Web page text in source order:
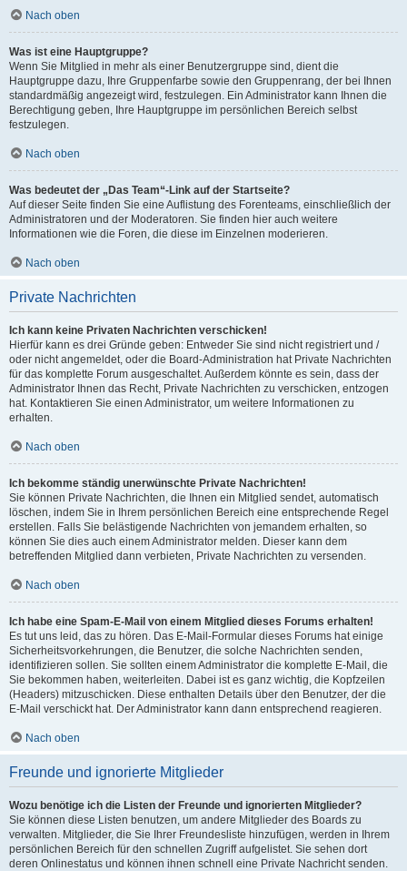
Nach oben
Was ist eine Hauptgruppe?
Wenn Sie Mitglied in mehr als einer Benutzergruppe sind, dient die
Hauptgruppe dazu, Ihre Gruppenfarbe sowie den Gruppenrang, der bei Ihnen
standardmäßig angezeigt wird, festzulegen. Ein Administrator kann Ihnen die
Berechtigung geben, Ihre Hauptgruppe im persönlichen Bereich selbst
festzulegen.
Nach oben
Was bedeutet der „Das Team“-Link auf der Startseite?
Auf dieser Seite finden Sie eine Auflistung des Forenteams, einschließlich der
Administratoren und der Moderatoren. Sie finden hier auch weitere
Informationen wie die Foren, die diese im Einzelnen moderieren.
Nach oben
Private Nachrichten
Ich kann keine Privaten Nachrichten verschicken!
Hierfür kann es drei Gründe geben: Entweder Sie sind nicht registriert und /
oder nicht angemeldet, oder die Board-Administration hat Private Nachrichten
für das komplette Forum ausgeschaltet. Außerdem könnte es sein, dass der
Administrator Ihnen das Recht, Private Nachrichten zu verschicken, entzogen
hat. Kontaktieren Sie einen Administrator, um weitere Informationen zu
erhalten.
Nach oben
Ich bekomme ständig unerwünschte Private Nachrichten!
Sie können Private Nachrichten, die Ihnen ein Mitglied sendet, automatisch
löschen, indem Sie in Ihrem persönlichen Bereich eine entsprechende Regel
erstellen. Falls Sie belästigende Nachrichten von jemandem erhalten, so
können Sie dies auch einem Administrator melden. Dieser kann dem
betreffenden Mitglied dann verbieten, Private Nachrichten zu versenden.
Nach oben
Ich habe eine Spam-E-Mail von einem Mitglied dieses Forums erhalten!
Es tut uns leid, das zu hören. Das E-Mail-Formular dieses Forums hat einige
Sicherheitsvorkehrungen, die Benutzer, die solche Nachrichten senden,
identifizieren sollen. Sie sollten einem Administrator die komplette E-Mail, die
Sie bekommen haben, weiterleiten. Dabei ist es ganz wichtig, die Kopfzeilen
(Headers) mitzuschicken. Diese enthalten Details über den Benutzer, der die
E-Mail verschickt hat. Der Administrator kann dann entsprechend reagieren.
Nach oben
Freunde und ignorierte Mitglieder
Wozu benötige ich die Listen der Freunde und ignorierten Mitglieder?
Sie können diese Listen benutzen, um andere Mitglieder des Boards zu
verwalten. Mitglieder, die Sie Ihrer Freundesliste hinzufügen, werden in Ihrem
persönlichen Bereich für den schnellen Zugriff aufgelistet. Sie sehen dort
deren Onlinestatus und können ihnen schnell eine Private Nachricht senden.